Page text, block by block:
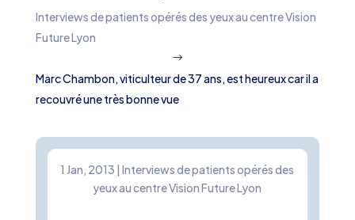
Interviews de patients opérés des yeux au centre Vision
Future Lyon
$
Marc Chambon, viticulteur de 37 ans, est heureux car il a
recouvré une très bonne vue
1 Jan, 2013 |Interviews de patients opérés des
yeux au centre Vision Future Lyon